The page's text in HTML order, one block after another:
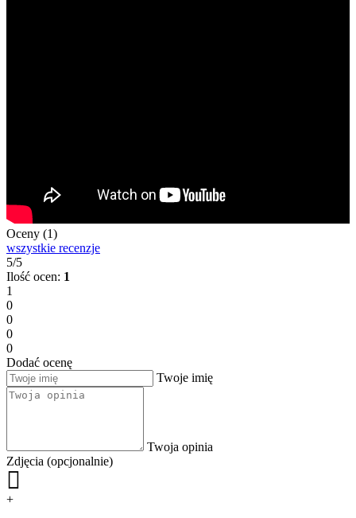
Oceny (1)
wszystkie recenzje
5/5
Ilość ocen: 1
1
0
0
0
0
Dodać ocenę
Twoje imię
Twoja opinia
Zdjęcia (opcjonalnie)
+